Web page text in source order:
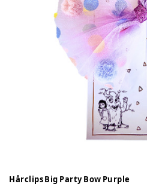
Hårclips Big Party Bow Purple